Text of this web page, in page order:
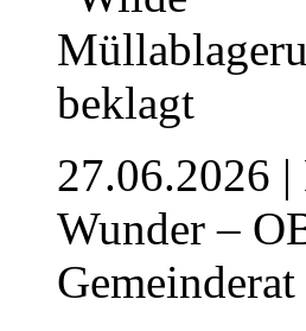
27.06.2026 |
Wunder –